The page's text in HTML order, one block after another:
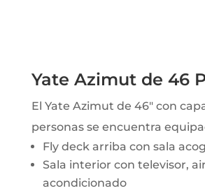
Yate Azimut de 46
El Yate Azimut de 46″ con
personas se encuentra
Fly deck arriba con sala
Sala interior con televisor,
acondicionado